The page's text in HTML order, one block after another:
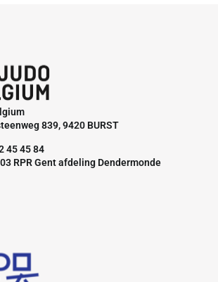
839, 9420 BURST
45 45 84
RPR Gent afdeling Dendermonde